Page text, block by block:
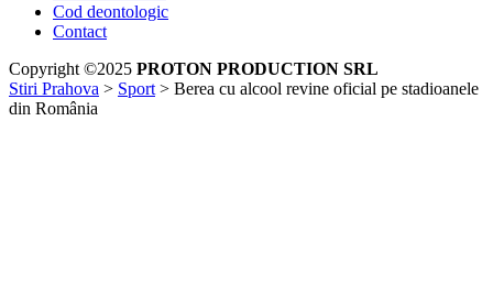
Cod deontologic
Contact
Copyright ©2025 PROTON PRODUCTION SRL
Stiri Prahova > Sport > Berea cu alcool revine oficial pe stadioanele
din România